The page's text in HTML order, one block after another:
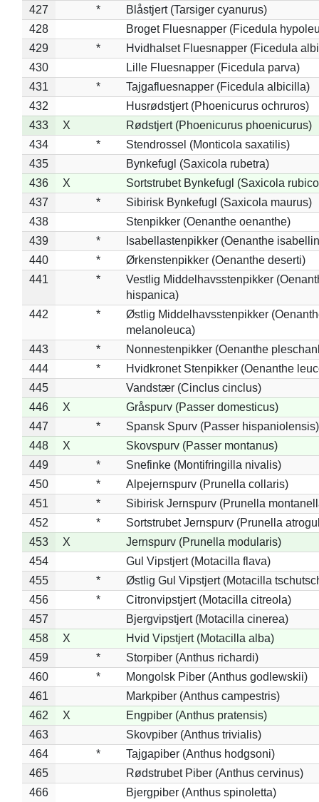
427
*
Blåstjert (Tarsiger cyanurus)
428
Broget Fluesnapper (Ficedula
429
*
Hvidhalset Fluesnapper (Ficedula
430
Lille Fluesnapper (Ficedula parva)
431
*
Tajgafluesnapper (Ficedula albicilla)
432
Husrødstjert (Phoenicurus ochruros)
433
X
Rødstjert (Phoenicurus phoenicurus)
434
*
Stendrossel (Monticola saxatilis)
435
Bynkefugl (Saxicola rubetra)
436
X
Sortstrubet Bynkefugl (Saxicola
437
*
Sibirisk Bynkefugl (Saxicola maurus)
438
Stenpikker (Oenanthe oenanthe)
439
*
Isabellastenpikker (Oenanthe
440
*
Ørkenstenpikker (Oenanthe deserti)
441
*
Vestlig Middelhavsstenpikker
hispanica)
442
*
Østlig Middelhavsstenpikker
melanoleuca)
443
*
Nonnestenpikker (Oenanthe
444
*
Hvidkronet Stenpikker (Oenanthe
445
Vandstær (Cinclus cinclus)
446
X
Gråspurv (Passer domesticus)
447
*
Spansk Spurv (Passer hispaniolensis)
448
X
Skovspurv (Passer montanus)
449
*
Snefinke (Montifringilla nivalis)
450
*
Alpejernspurv (Prunella collaris)
451
*
Sibirisk Jernspurv (Prunella
452
*
Sortstrubet Jernspurv (Prunella
453
X
Jernspurv (Prunella modularis)
454
Gul Vipstjert (Motacilla flava)
455
*
Østlig Gul Vipstjert (Motacilla
456
*
Citronvipstjert (Motacilla citreola)
457
Bjergvipstjert (Motacilla cinerea)
458
X
Hvid Vipstjert (Motacilla alba)
459
*
Storpiber (Anthus richardi)
460
*
Mongolsk Piber (Anthus godlewskii)
461
Markpiber (Anthus campestris)
462
X
Engpiber (Anthus pratensis)
463
Skovpiber (Anthus trivialis)
464
*
Tajgapiber (Anthus hodgsoni)
465
Rødstrubet Piber (Anthus cervinus)
466
Bjergpiber (Anthus spinoletta)